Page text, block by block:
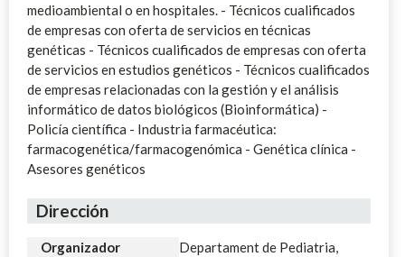
medioambiental o en hospitales. - Técnicos cualificados
de empresas con oferta de servicios en técnicas
genéticas - Técnicos cualificados de empresas con oferta
de servicios en estudios genéticos - Técnicos cualificados
de empresas relacionadas con la gestión y el análisis
informático de datos biológicos (Bioinformática) -
Policía científica - Industria farmacéutica:
farmacogenética/farmacogenómica - Genética clínica -
Asesores genéticos
Dirección
Organizador
Departament de Pediatria,